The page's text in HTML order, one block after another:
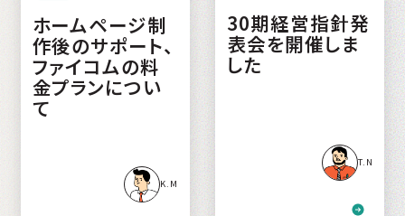
ホームページ制
作後のサポート、
ファイコムの料
金プランについ
て
K.M
30期経営指針発
表会を開催しま
した
T.N